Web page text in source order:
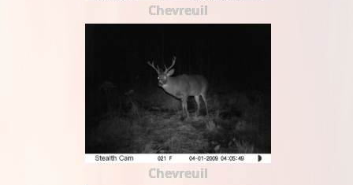
Chevreuil
Chevreuil